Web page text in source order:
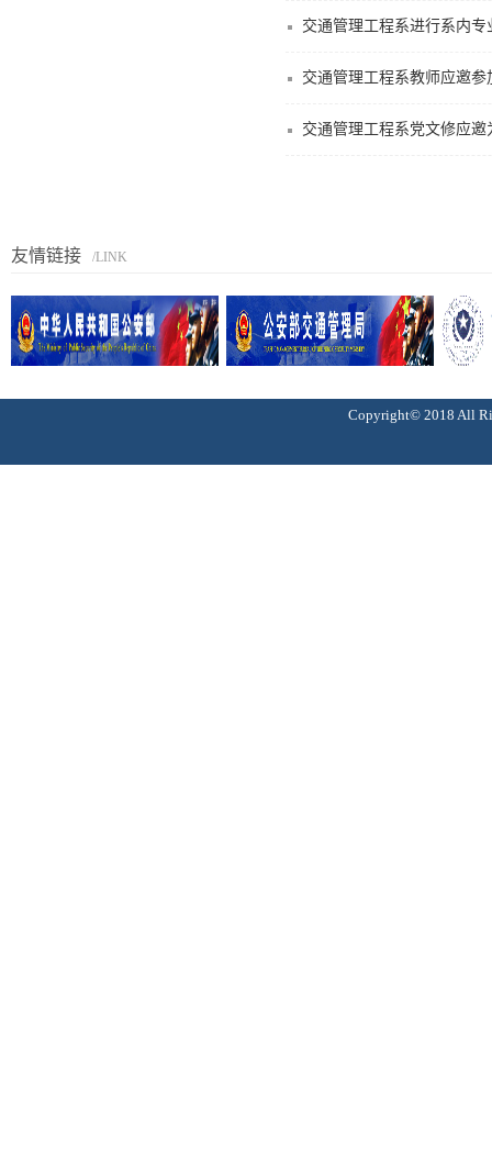
交通管理工程系进行系内专
交通管理工程系教师应邀
交通管理工程系党文修应
友情链接 /LINK
Copyright© 2018 All